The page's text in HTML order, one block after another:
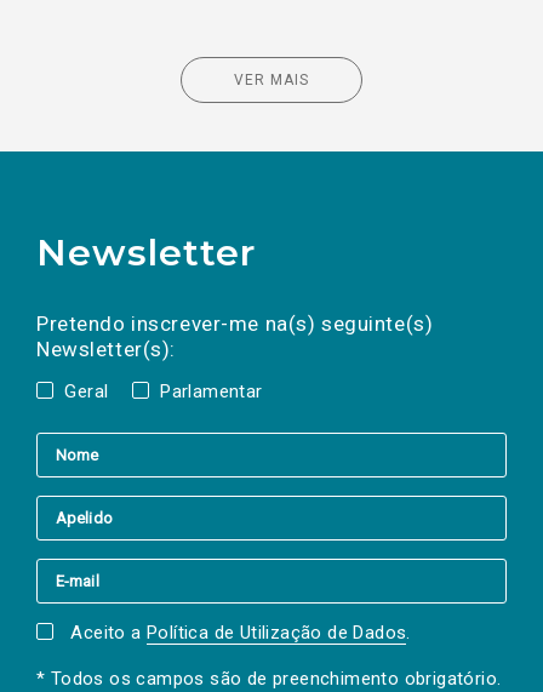
VER MAIS
Newsletter
Pretendo inscrever-me na(s) seguinte(s)
Newsletter(s):
Geral Parlamentar
a(s) newsletter(s).
mail
Aceito a Política de Utilização de Dados.
* Todos os campos são de preenchimento obrigatório.